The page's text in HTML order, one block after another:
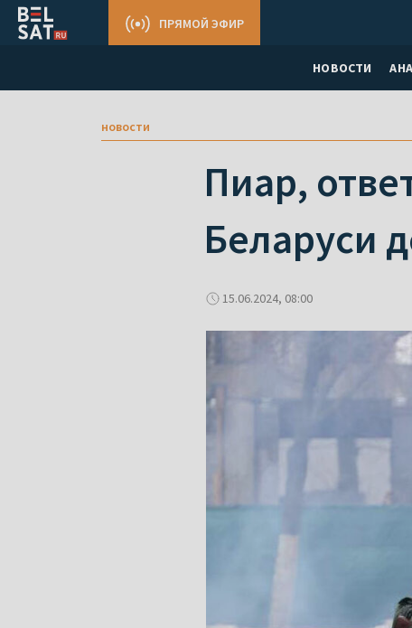
НОВОСТИ
ПРЯМОЙ ЭФИР
новости
Пиар,
Беларуси
15.06.2024, 08:00